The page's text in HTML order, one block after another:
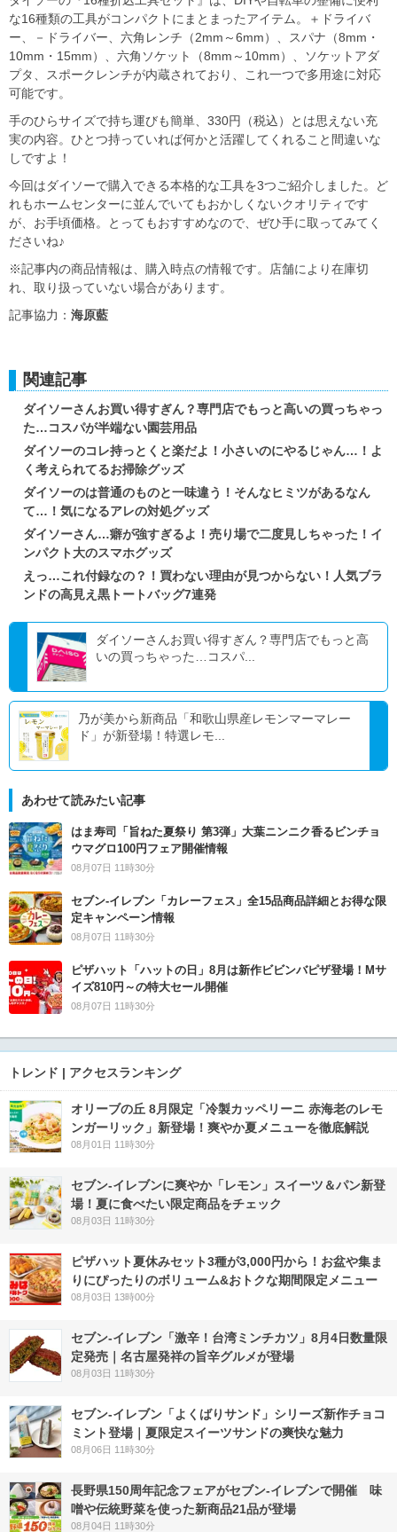
な16種類の工具がコンパクトにまとまったアイテム。＋ドライバ
ー、－ドライバー、六角レンチ（2mm～6mm）、スパナ（8mm・
10mm・15mm）、六角ソケット（8mm～10mm）、ソケットアダ
プタ、スポークレンチが内蔵されており、これ一つで多用途に対応
可能です。
手のひらサイズで持ち運びも簡単、330円（税込）とは思えない充
実の内容。ひとつ持っていれば何かと活躍してくれること間違いな
しですよ！
今回はダイソーで購入できる本格的な工具を3つご紹介しました。ど
れもホームセンターに並んでいてもおかしくないクオリティです
が、お手頃価格。とってもおすすめなので、ぜひ手に取ってみてく
ださいね♪
※記事内の商品情報は、購入時点の情報です。店舗により在庫切
れ、取り扱っていない場合があります。
記事協力： 海原藍
関連記事
ダイソーさんお買い得すぎん？専門店でもっと高いの買っちゃっ
た…コスパが半端ない園芸用品
ダイソーのコレ持っとくと楽だよ！小さいのにやるじゃん…！よ
く考えられてるお掃除グッズ
ダイソーのは普通のものと一味違う！そんなヒミツがあるなん
て…！気になるアレの対処グッズ
ダイソーさん…癖が強すぎるよ！売り場で二度見しちゃった！イ
ンパクト大のスマホグッズ
えっ…これ付録なの？！買わない理由が見つからない！人気ブラ
ンドの高見え黒トートバッグ7連発
ダイソーさんお買い得すぎん？専門店でもっと高
いの買っちゃった…コスパ...
乃が美から新商品「和歌山県産レモンマーマレー
ド」が新登場！特選レモ...
あわせて読みたい記事
はま寿司「旨ねた夏祭り 第3弾」大葉ニンニク香るビンチョ
ウマグロ100円フェア開催情報
08月07日 11時30分
セブン‐イレブン「カレーフェス」全15品商品詳細とお得な限
定キャンペーン情報
08月07日 11時30分
ピザハット「ハットの日」8月は新作ビビンバピザ登場！Mサ
イズ810円～の特大セール開催
08月07日 11時30分
トレンド | アクセスランキング
オリーブの丘 8月限定「冷製カッペリーニ 赤海老のレモ
ンガーリック」新登場！爽やか夏メニューを徹底解説
08月01日 11時30分
セブン‐イレブンに爽やか「レモン」スイーツ＆パン新登
場！夏に食べたい限定商品をチェック
08月03日 11時30分
ピザハット夏休みセット3種が3,000円から！お盆や集ま
りにぴったりのボリューム&おトクな期間限定メニュー
08月03日 13時00分
セブン-イレブン「激辛！台湾ミンチカツ」8月4日数量限
定発売｜名古屋発祥の旨辛グルメが登場
08月03日 11時30分
セブン‐イレブン「よくばりサンド」シリーズ新作チョコ
ミント登場｜夏限定スイーツサンドの爽快な魅力
08月06日 11時30分
長野県150周年記念フェアがセブン-イレブンで開催 味
噌や伝統野菜を使った新商品21品が登場
08月04日 11時30分